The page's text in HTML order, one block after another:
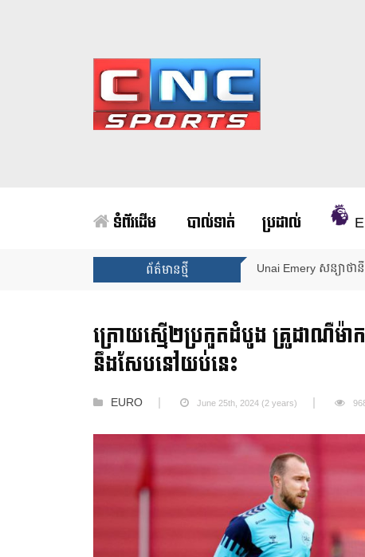
ទំព័រដើម បាល់ទាត់ ប្រដាល់
ព័ត៌មានថ្មី Unai Emery សន្យាថា
ក្រោយស្មើ២ប្រកួតដំបូង គ្រូដាណឺម៉ា
នឹងសែបនៅយប់នេះ
EURO June 25th, 2024 (2 years)